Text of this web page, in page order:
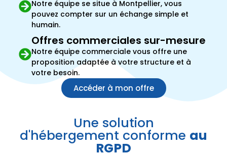
Notre équipe se situe à Montpellier, vous
pouvez compter sur un échange simple et
humain.
Offres commerciales sur-mesure
Notre équipe commerciale vous offre une
proposition adaptée à votre structure et à
votre besoin.
Accéder à mon offre
Une solution
d'hébergement conforme au
RGPD